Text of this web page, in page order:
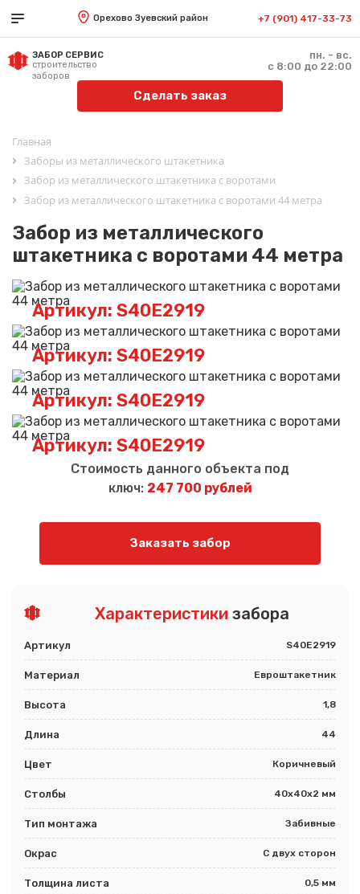
Орехово Зуевский район +7 (901) 417-33-73
ЗАБОР СЕРВИС
строительство
заборов
пн. - вс.
с 8:00 до 22:00
Сделать заказ
Главная
Заборы из металлического штакетника
Забор из металлического штакетника с воротами
Забор из металлического штакетника с воротами 44 метра
Забор из металлического
штакетника с воротами 44 метра
Артикул: S40E2919
Артикул: S40E2919
Артикул: S40E2919
Артикул: S40E2919
Стоимость данного объекта под
ключ: 247 700 рублей
Заказать забор
Характеристики забора
Артикул S40E2919
Материал Евроштакетник
Высота 1,8
Длина 44
Цвет Коричневый
Столбы 40х40х2 мм
Тип монтажа Забивные
Окрас С двух сторон
Толщина листа 0,5 мм